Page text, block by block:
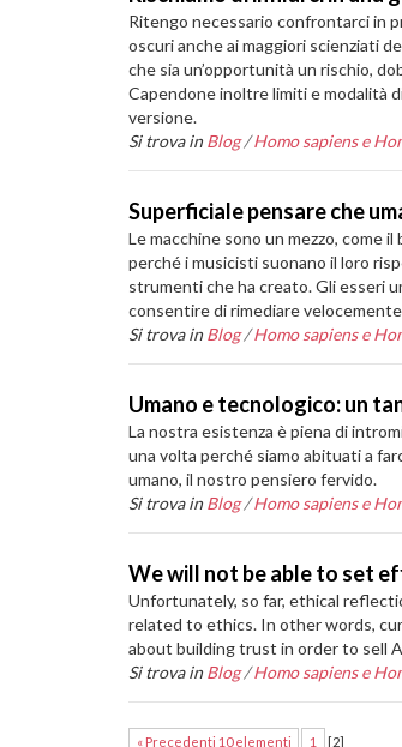
Ritengo necessario confrontarci in
oscuri anche ai maggiori scienziati
che sia un’opportunità un rischio,
Capendone inoltre limiti e modalità
versione.
Si trova in Blog /Homo sapiens e
Superficiale pensare che
Le macchine sono un mezzo, come
perché i musicisti suonano il loro
strumenti che ha creato. Gli esseri
consentire di rimediare
Si trova in Blog /Homo sapiens e
Umano e tecnologico: un
La nostra esistenza è piena di
una volta perché siamo abituati a
umano, il nostro pensiero fervido.
Si trova in Blog /Homo sapiens e
We will not be able to set
Unfortunately, so far, ethical
related to ethics. In other words,
about building trust in order to sell
Si trova in Blog /Homo sapiens e
« Precedenti 10 elementi 1 [2]